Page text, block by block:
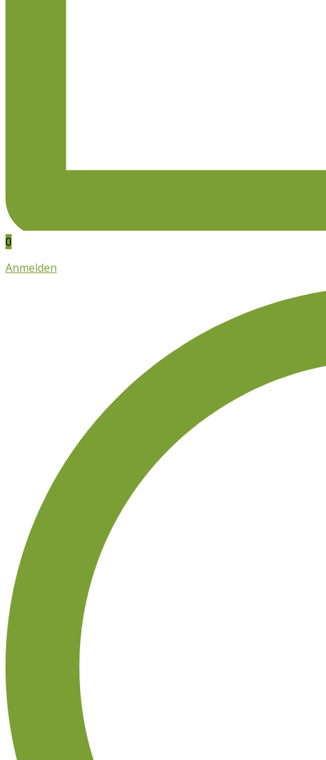
0
Anmelden